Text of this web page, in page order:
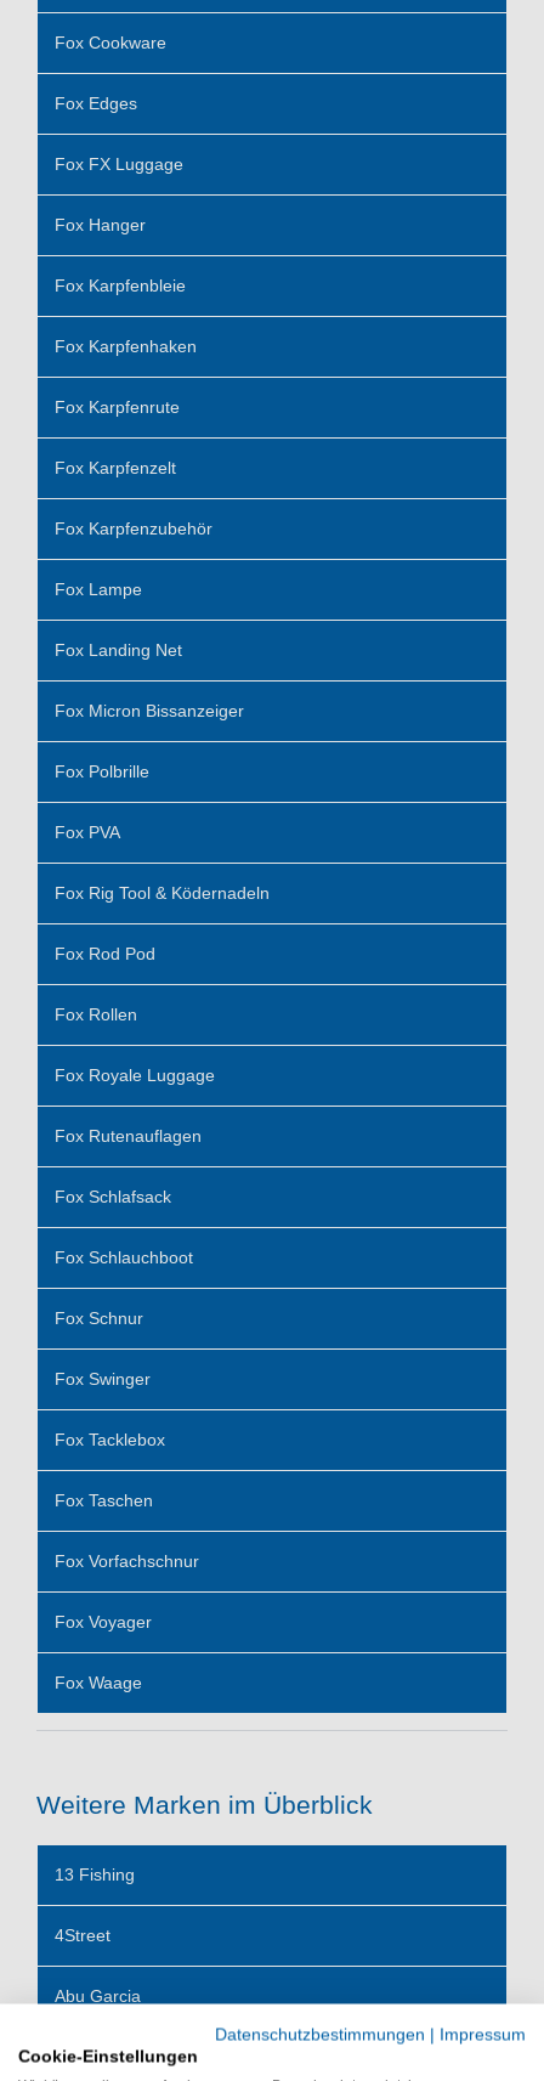
Fox Cookware
Fox Edges
Fox FX Luggage
Fox Hanger
Fox Karpfenbleie
Fox Karpfenhaken
Fox Karpfenrute
Fox Karpfenzelt
Fox Karpfenzubehör
Fox Lampe
Fox Landing Net
Fox Micron Bissanzeiger
Fox Polbrille
Fox PVA
Fox Rig Tool & Ködernadeln
Fox Rod Pod
Fox Rollen
Fox Royale Luggage
Fox Rutenauflagen
Fox Schlafsack
Fox Schlauchboot
Fox Schnur
Fox Swinger
Fox Tacklebox
Fox Taschen
Fox Vorfachschnur
Fox Voyager
Fox Waage
Weitere Marken im Überblick
13 Fishing
4Street
Abu Garcia
Accurate
Datenschutzbestimmungen | Impressum
Cookie-Einstellungen